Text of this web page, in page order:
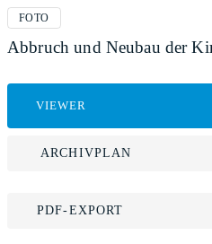
FOTO
Abbruch und Neubau der
VIEWER
ARCHIVPLAN
PDF-EXPORT